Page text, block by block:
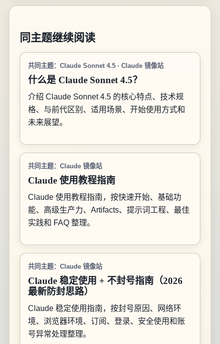
同主题继续阅读
共同主题：Claude Sonnet 4.5 · Claude 镜像站
什么是 Claude Sonnet 4.5？
介绍 Claude Sonnet 4.5 的核心特点、技术规
格、与前代区别、适用场景、开始使用方式和
未来展望。
共同主题：Claude 镜像站
Claude 使用教程指南
Claude 使用教程指南，按快速开始、基础功
能、高级生产力、Artifacts、提示词工程、最佳
实践和 FAQ 整理。
共同主题：Claude 镜像站
Claude 稳定使用 + 不封号指南（2026
最新防封思路）
Claude 稳定使用指南，按封号原因、网络环
境、浏览器环境、订阅、登录、安全使用和账
号异常处理整理。